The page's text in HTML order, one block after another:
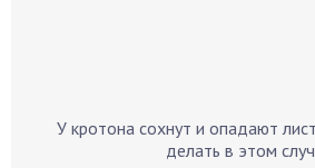
У кротона сохнут и опадают
делать в этом